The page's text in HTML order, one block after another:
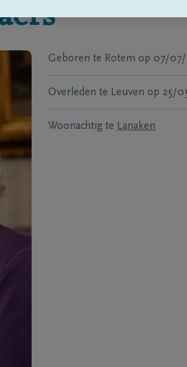
Geboren te Rotem op 07/07/
Overleden te Leuven op 25/
Woonachtig te Lanaken